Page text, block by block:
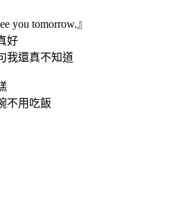
you tomorrow.』
好
我還真不知道
不用吃飯